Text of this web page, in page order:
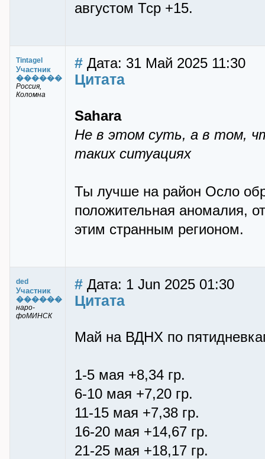
августом Тср +15.
Tintagel
Участник
������
Россия,
Коломна
# Дата: 31 Май 2025 11:30
Цитата
Sahara
Не в этом суть, а в том,
таких ситуациях
Ты лучше на район Осло
положительная аномалия,
этим странным регионом.
ded
Участник
������
наро-
фоМИНСК
# Дата: 1 Jun 2025 01:30
Цитата
Май на ВДНХ по
1-5 мая +8,34 гр.
6-10 мая +7,20 гр.
11-15 мая +7,38 гр.
16-20 мая +14,67 гр.
21-25 мая +18,17 гр.